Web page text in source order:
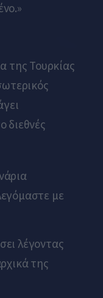
της Τουρκίας
διεθνές
με
λέγοντας
της